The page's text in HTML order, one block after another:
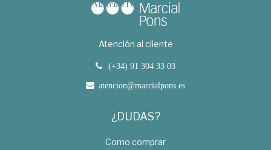
Atención al cliente
(+34) 91 304 33 03
atencion@marcialpons.es
¿DUDAS?
Como comprar